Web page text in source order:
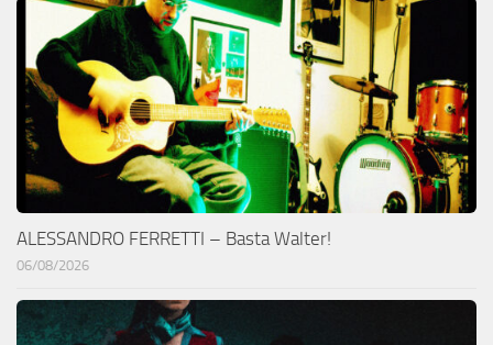
ALESSANDRO FERRETTI – Basta Walter!
06/08/2026